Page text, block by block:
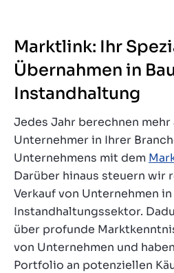
Marktlink: Ihr
Übernahmen in
Instandhaltung
Jedes Jahr berechnen mehr
Unternehmer in Ihrer
Unternehmens mit dem
Darüber hinaus steuern wir
Verkauf von Unternehmen
Instandhaltungssektor.
über profunde
von Unternehmen und
Portfolio an potenziellen